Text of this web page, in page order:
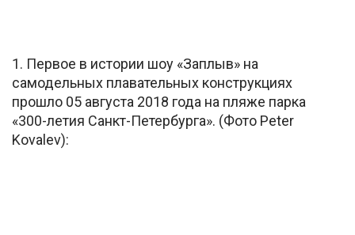
1. Первое в истории шоу «Заплыв» на
самодельных плавательных конструкциях
прошло 05 августа 2018 года на пляже парка
«300-летия Санкт-Петербурга». (Фото Peter
Kovalev):